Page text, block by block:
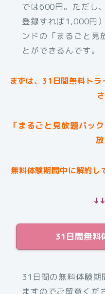
では600円。ただし
登録すれば1,000円
ンドの「まるごと見
とができるんです。
まずは、31日間無料ト
「まるごと見放題パッ
無料体験期間中に解約し
31日間無料
31日間の無料体験期
ますのでご留意くだ